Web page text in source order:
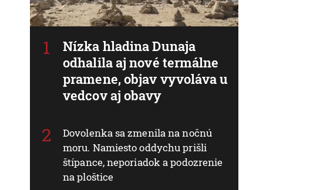
Nízka hladina Dunaja
odhalila aj nové termálne
pramene, objav vyvoláva u
vedcov aj obavy
Dovolenka sa zmenila na nočnú
moru. Namiesto oddychu prišli
štípance, neporiadok a podozrenie
na ploštice